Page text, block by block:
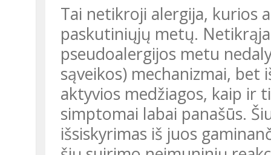
Tai netikroji alergija, kurios
paskutiniųjų metų.
pseudoalergijos metu
sąveikos) mechanizmai,
aktyvios medžiagos, kaip ir
simptomai labai panašūs.
išsiskyrimas iš juos